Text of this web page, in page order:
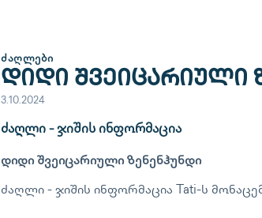
ᲫᲐᲦᲚᲔᲑᲘ
დიდი შვეიცარიული
3.10.2024
ძაღლი - ჯიშის ინფორმაცია
დიდი შვეიცარიული ზენენჰუნდი
ძაღლი - ჯიშის ინფორმაცია Tati-ს